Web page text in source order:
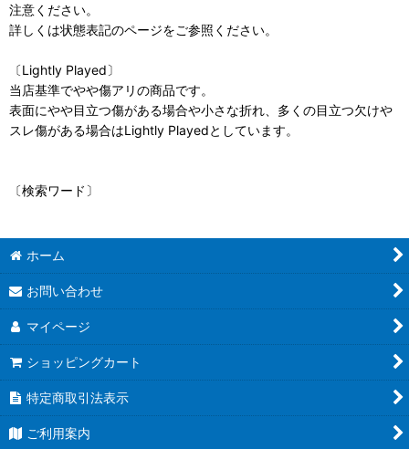
注意ください。
詳しくは状態表記のページをご参照ください。
〔Lightly Played〕
当店基準でやや傷アリの商品です。
表面にやや目立つ傷がある場合や小さな折れ、多くの目立つ欠けや
スレ傷がある場合はLightly Playedとしています。
〔検索ワード〕
ホーム
お問い合わせ
マイページ
ショッピングカート
特定商取引法表示
ご利用案内